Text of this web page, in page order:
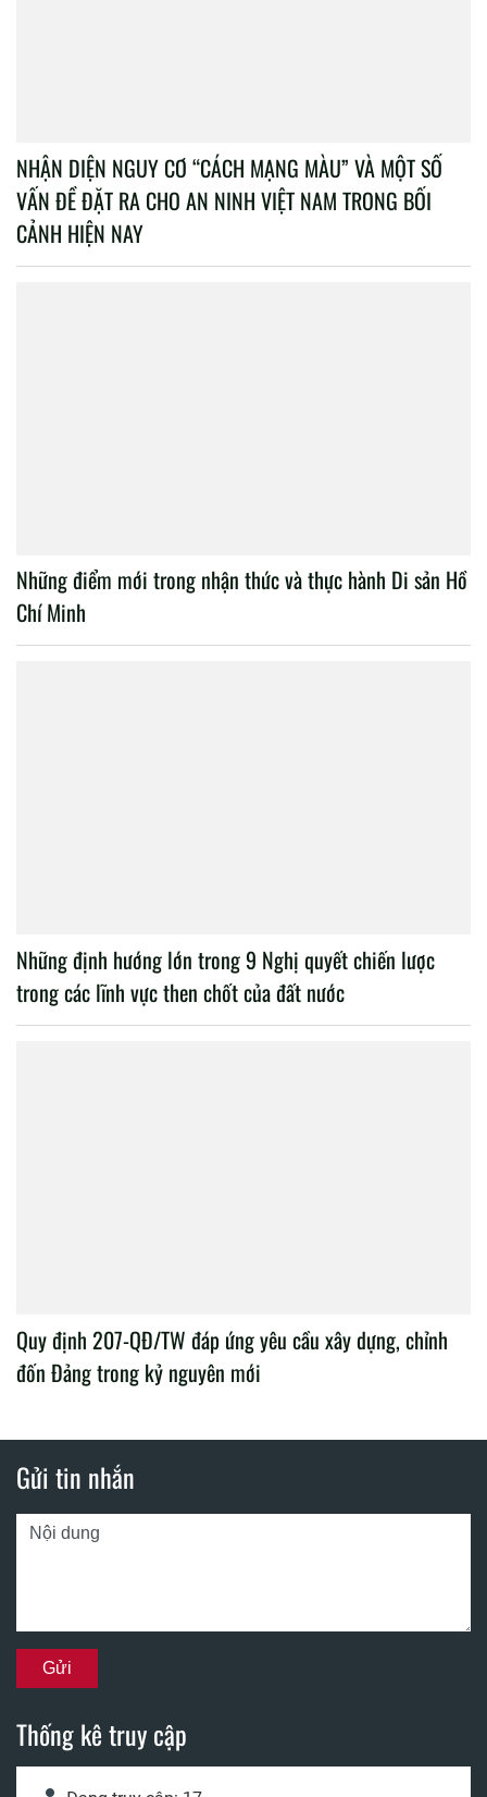
NHẬN DIỆN NGUY CƠ “CÁCH MẠNG MÀU” VÀ MỘT SỐ
VẤN ĐỀ ĐẶT RA CHO AN NINH VIỆT NAM TRONG BỐI
CẢNH HIỆN NAY
Những điểm mới trong nhận thức và thực hành Di sản Hồ
Chí Minh
Những định hướng lớn trong 9 Nghị quyết chiến lược
trong các lĩnh vực then chốt của đất nước
Quy định 207-QĐ/TW đáp ứng yêu cầu xây dựng, chỉnh
đốn Đảng trong kỷ nguyên mới
Gửi tin nhắn
Thống kê truy cập